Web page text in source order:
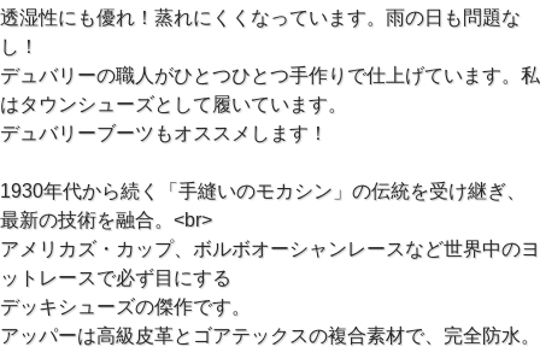
トラディショナルデザインの防水デッキシューズ
高級皮革とゴアテックスの複合素材で完全防水。透湿性に優
れ蒸れにくく、デッキシューズとしてはもちろん、カジュア
ルローファーとしてもおすすめです。
透湿性にも優れ！蒸れにくくなっています。雨の日も問題な
し！
デュバリーの職人がひとつひとつ手作りで仕上げています。私
はタウンシューズとして履いています。
デュバリーブーツもオススメします！
1930年代から続く「手縫いのモカシン」の伝統を受け継ぎ、
最新の技術を融合。<br>
アメリカズ・カップ、ボルボオーシャンレースなど世界中のヨ
ットレースで必ず目にする
デッキシューズの傑作です。
アッパーは高級皮革とゴアテックスの複合素材で、完全防水。